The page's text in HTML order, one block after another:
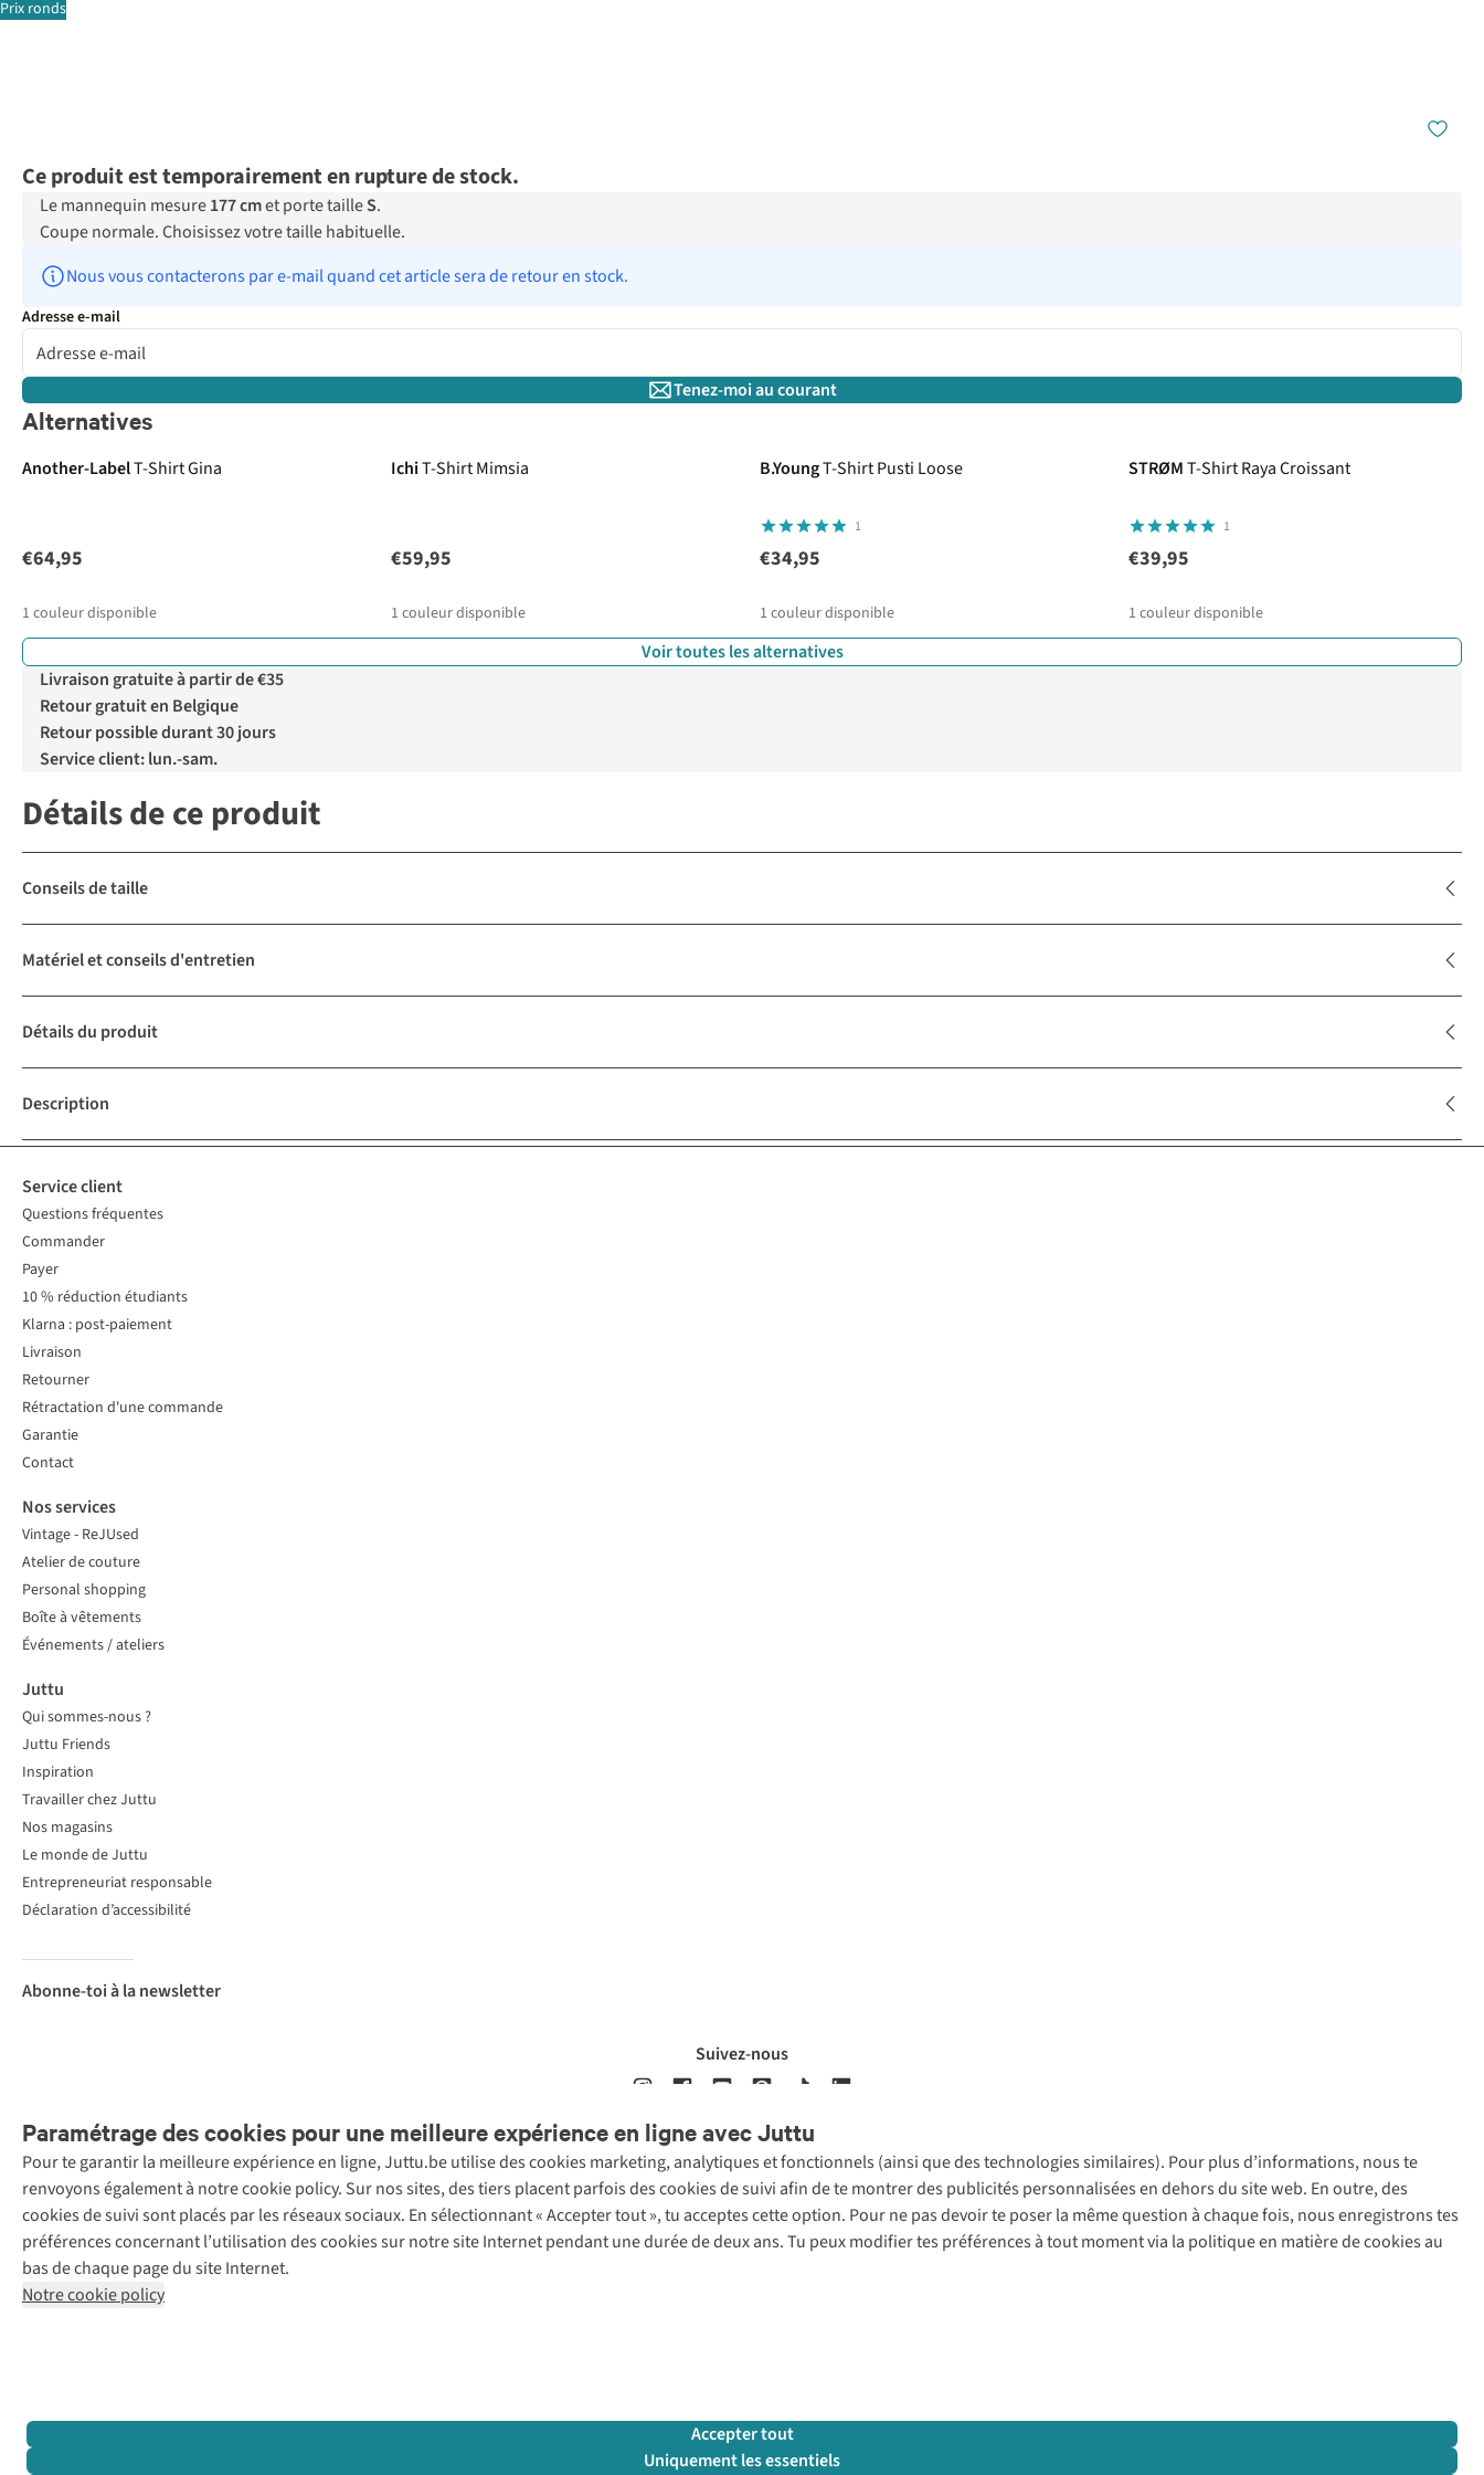
Prix ronds
Ce produit est temporairement en rupture de stock.
Le mannequin mesure177 cmet porte tailleS.
Coupe normale. Choisissez votre taille habituelle.
Nous vous contacterons par e-mail quand cet article sera de retour en stock.
Adresse e-mail
Tenez-moi au courant
Alternatives
Another-LabelT-Shirt Gina
€64,95
1 couleur disponible
IchiT-Shirt Mimsia
€59,95
1 couleur disponible
B.YoungT-Shirt Pusti Loose
1
€34,95
1 couleur disponible
STRØMT-Shirt Raya Croissant
1
€39,95
1 couleur disponible
Voir toutes les alternatives
Livraison gratuite à partir de €35
Retour gratuit en Belgique
Retour possible durant 30 jours
Service client: lun.-sam.
Détails de ce produit
Conseils de taille
Matériel et conseils d'entretien
Détails du produit
Description
Paramétrage des cookies pour une meilleure expérience en ligne avec Juttu
Pour te garantir la meilleure expérience en ligne, Juttu.be utilise des cookies marketing, analytiques et fonctionnels (ainsi que des technologies similaires). Pour plus d’informations, nous te
renvoyons également à notre cookie policy. Sur nos sites, des tiers placent parfois des cookies de suivi afin de te montrer des publicités personnalisées en dehors du site web. En outre, des
cookies de suivi sont placés par les réseaux sociaux. En sélectionnant « Accepter tout », tu acceptes cette option. Pour ne pas devoir te poser la même question à chaque fois, nous enregistrons tes
préférences concernant l’utilisation des cookies sur notre site Internet pendant une durée de deux ans. Tu peux modifier tes préférences à tout moment via la politique en matière de cookies au
bas de chaque page du site Internet.
Notre cookie policy
Accepter tout
Uniquement les essentiels
Service client
Questions fréquentes
Commander
Payer
10 % réduction étudiants
Klarna : post-paiement
Livraison
Retourner
Rétractation d'une commande
Garantie
Contact
Nos services
Vintage - ReJUsed
Atelier de couture
Personal shopping
Boîte à vêtements
Événements / ateliers
Juttu
Qui sommes-nous ?
Juttu Friends
Inspiration
Travailler chez Juttu
Nos magasins
Le monde de Juttu
Entrepreneuriat responsable
Déclaration d’accessibilité
Abonne-toi à la newsletter
Suivez-nous
Mentions légales Politique de confidentialté Conditions générales Cookie policy
Retail Concepts
N.V.,
Smallandlaan
9, 2660
BTW BE
0416.762.280